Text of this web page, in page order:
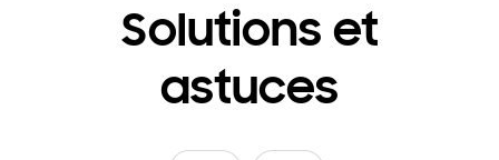
Solutions et
astuces